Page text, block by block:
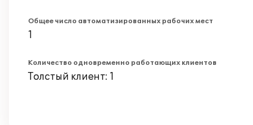
Общее число автоматизированных рабочих мест
1
Количество одновременно работающих клиентов
Толстый клиент: 1